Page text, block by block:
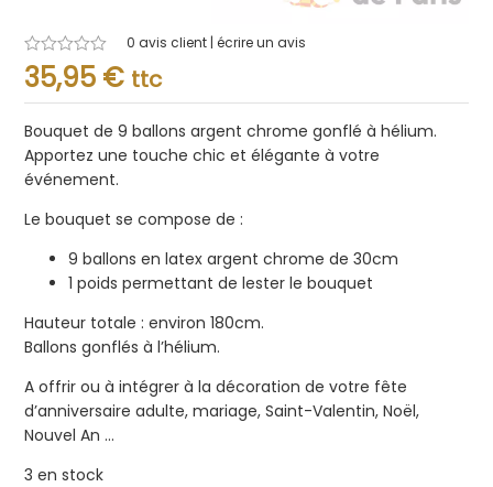
Note
0.001
0 avis client | écrire un avis
35,95 € ttc
Bouquet de 9 ballons argent chrome gonflé à hélium.
Apportez une touche chic et élégante à votre
événement.
Le bouquet se compose de :
9 ballons en latex argent chrome de 30cm
1 poids permettant de lester le bouquet
Hauteur totale : environ 180cm.
Ballons gonflés à l’hélium.
A offrir ou à intégrer à la décoration de votre fête
d’anniversaire adulte, mariage, Saint-Valentin, Noël,
Nouvel An …
3 en stock